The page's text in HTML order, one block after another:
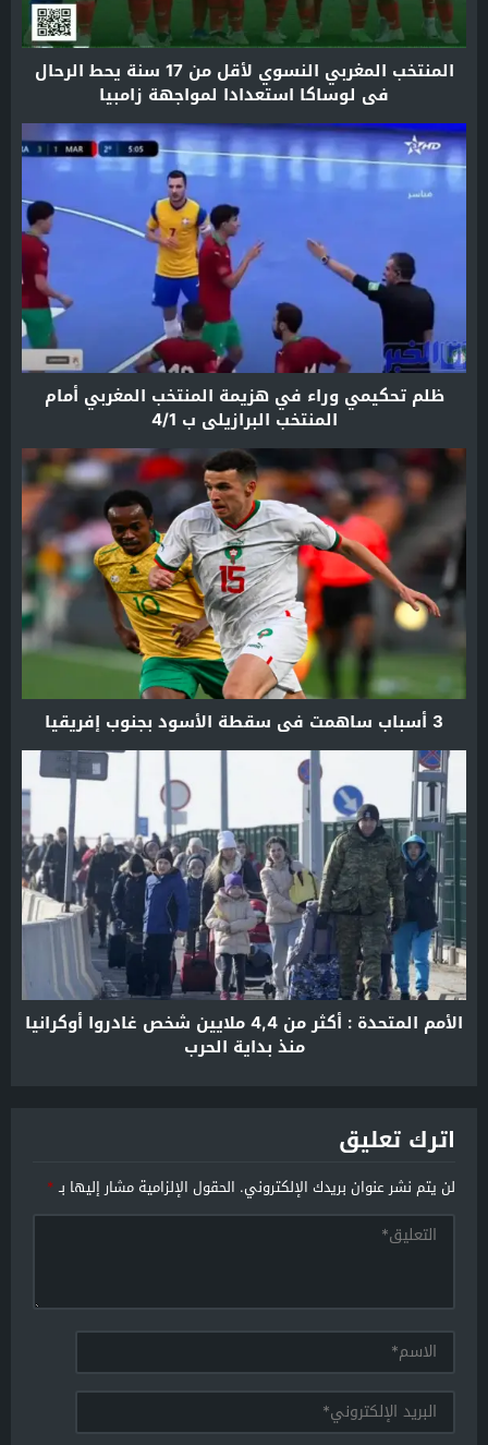
المنتخب المغربي النسوي لأقل من 17 سنة يحط الرحال
في لوساكا استعدادا لمواجهة زامبيا
ظلم تحكيمي وراء في هزيمة المنتخب المغربي أمام
المنتخب البرازيلي ب 4/1
3 أسباب ساهمت في سقطة الأسود بجنوب إفريقيا
الأمم المتحدة : أكثر من 4,4 ملايين شخص غادروا أوكرانيا
منذ بداية الحرب
اترك تعليق
لن يتم نشر عنوان بريدك الإلكتروني. الحقول الإلزامية مشار إليها بـ*